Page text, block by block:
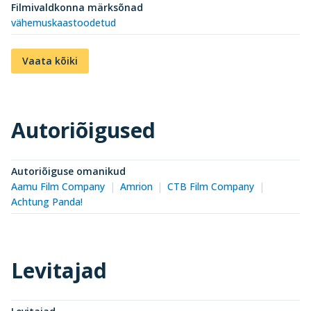
Filmivaldkonna märksõnad
vähemuskaastoodetud
Vaata kõiki
Autoriõigused
Autoriõiguse omanikud
Aamu Film Company
Amrion
CTB Film Company
Achtung Panda!
Levitajad